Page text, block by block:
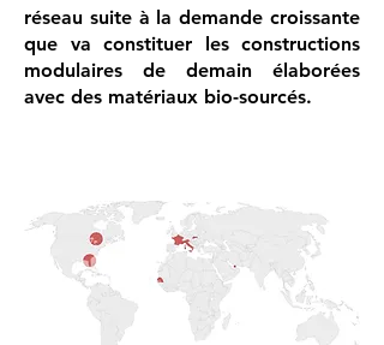
réseau suite à la demande croissante
que va constituer les constructions
modulaires de demain élaborées
avec des matériaux bio-sourcés.